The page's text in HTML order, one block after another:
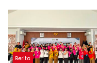
Hukum yang Berjalan
Berita